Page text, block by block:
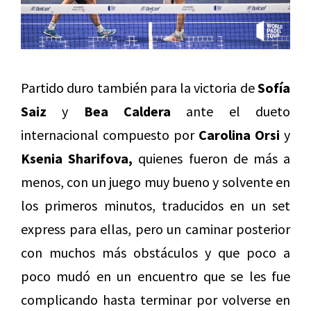
Partido duro también para la victoria deSofía
Saiz y Bea Caldera ante el dueto
internacional compuesto por Carolina Orsi y
Ksenia Sharifova, quienes fueron de más a
menos, con un juego muy bueno y solvente en
los primeros minutos, traducidos en un set
express para ellas, pero un caminar posterior
con muchos más obstáculos y que poco a
poco mudó en un encuentro que se les fue
complicando hasta terminar por volverse en